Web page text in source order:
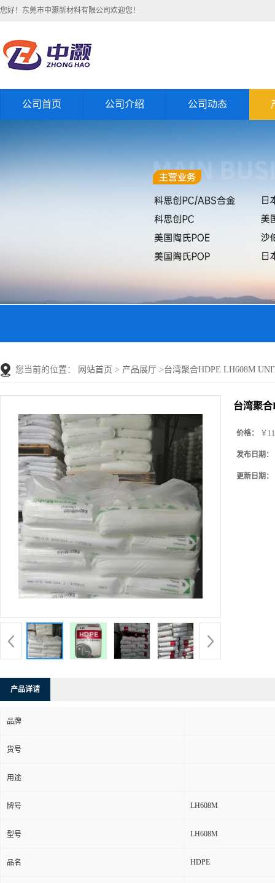
您好！东莞市中灏新材料有限公司欢迎您！
公司首页 公司介绍 公司动态
您当前的位置： 网站首页 > 产品展厅 >台湾聚合HDPE LH608M
台湾聚
价格： ￥
发布日期：
更新日期：
产品详请
品牌
货号
用途
牌号 LH608M
型号 LH608M
品名 HDPE